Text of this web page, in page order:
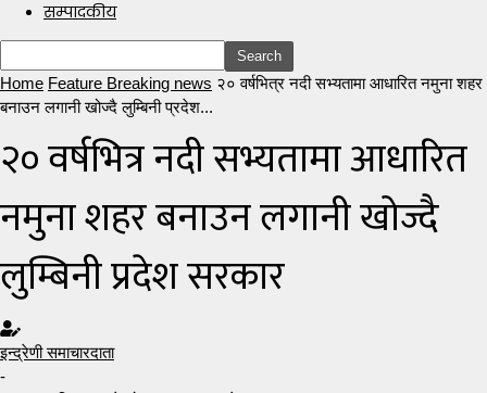
सम्पादकीय
Home Feature Breaking news २० वर्षभित्र नदी सभ्यतामा आधारित नमुना शहर
बनाउन लगानी खोज्दै लुम्बिनी प्रदेश...
२० वर्षभित्र नदी सभ्यतामा आधारित
नमुना शहर बनाउन लगानी खोज्दै
लुम्बिनी प्रदेश सरकार
इन्द्रेणी समाचारदाता
-